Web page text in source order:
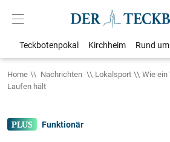
Teckbotenpokal Kirchheim Rund
Home Nachrichten Lokalsport
Wie ein
Laufen hält
Funktionär